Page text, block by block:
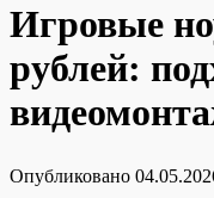
Игровые
рублей:
Опубликовано